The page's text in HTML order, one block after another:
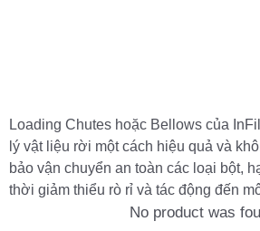
Loading Chutes hoặc Bellows của
lý vật liệu rời một cách hiệu quả và
bảo vận chuyển an toàn các loại bột,
thời giảm thiểu rò rỉ và tác động đến
No product was